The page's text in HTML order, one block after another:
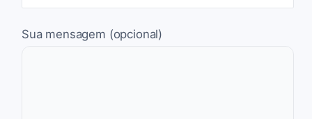
Sua mensagem (opcional)